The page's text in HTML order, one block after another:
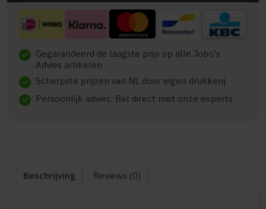
check Gegarandeerd de laagste prijs op alle Jobo's
Advies artikelen
check Scherpste prijzen van NL door eigen drukkerij
check Persoonlijk advies: Bel direct met onze experts
Beschrijving Reviews (0)